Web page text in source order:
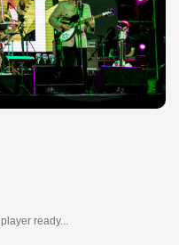
player ready...